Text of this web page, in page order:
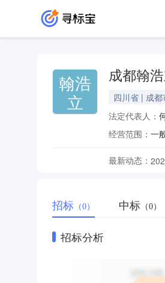
翰浩
立
成都翰
四川省 | 成都
法定代表人：
经营范围：
最新动态：
招标 （0） 中标 （0）
招标分析